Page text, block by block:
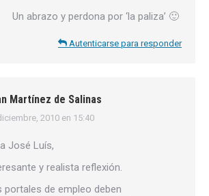
Un abrazo y perdona por ‘la paliza’ 🙂
Autenticarse para responder
Martínez de Salinas
2010 en 15:40
José Luís,
y realista reflexión.
portales de empleo deben